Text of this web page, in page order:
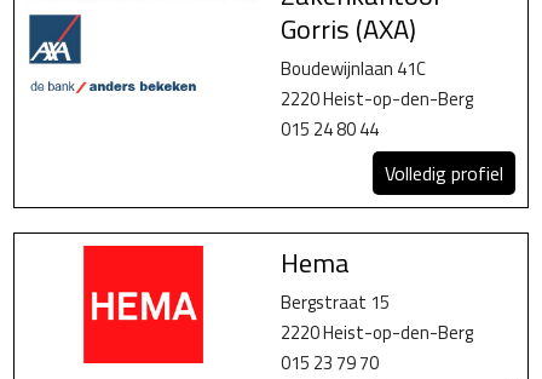
Gorris (AXA)
Boudewijnlaan 41C
2220 Heist-op-den-Berg
015 24 80 44
Volledig profiel
Hema
Bergstraat 15
2220 Heist-op-den-Berg
015 23 79 70